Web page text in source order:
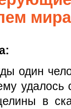
мира
один
удалось
в